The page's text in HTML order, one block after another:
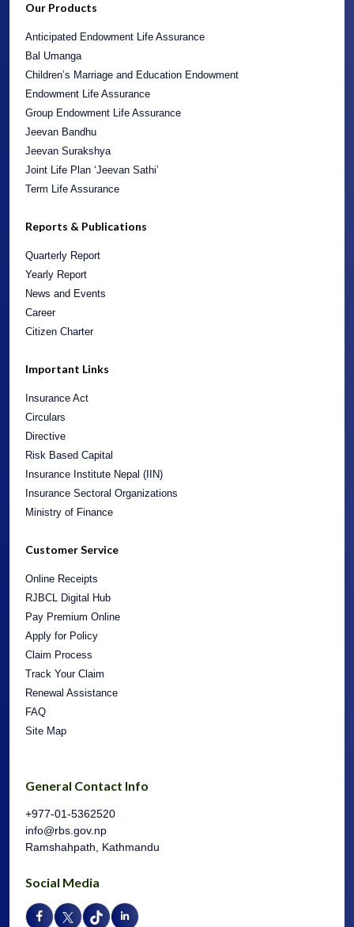
Our Products
Anticipated Endowment Life Assurance
Bal Umanga
Children’s Marriage and Education Endowment
Endowment Life Assurance
Group Endowment Life Assurance
Jeevan Bandhu
Jeevan Surakshya
Joint Life Plan ‘Jeevan Sathi’
Term Life Assurance
Reports & Publications
Quarterly Report
Yearly Report
News and Events
Career
Citizen Charter
Important Links
Insurance Act
Circulars
Directive
Risk Based Capital
Insurance Institute Nepal (IIN)
Insurance Sectoral Organizations
Ministry of Finance
Customer Service
Online Receipts
RJBCL Digital Hub
Pay Premium Online
Apply for Policy
Claim Process
Track Your Claim
Renewal Assistance
FAQ
Site Map
General Contact Info
+977-01-5362520
info@rbs.gov.np
Ramshahpath, Kathmandu
Social Media